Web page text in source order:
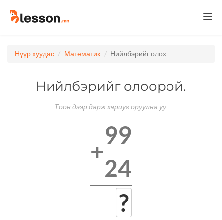
Нүүр хуудас Математик Нийлбэрийг олох
Нийлбэрийг олоорой.
Тоон дээр дарж хариуг оруулна уу.
+
99
24
?